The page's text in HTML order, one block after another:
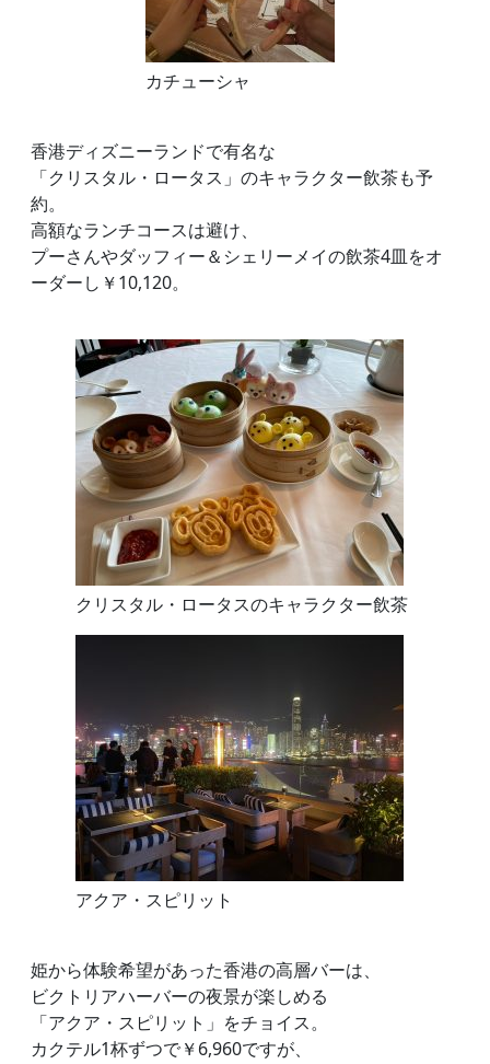
カチューシャ
香港ディズニーランドで有名な
「クリスタル・ロータス」のキャラクター飲茶も予
約。
高額なランチコースは避け、
プーさんやダッフィー＆シェリーメイの飲茶4皿をオ
ーダーし￥10,120。
クリスタル・ロータスのキャラクター飲茶
アクア・スピリット
姫から体験希望があった香港の高層バーは、
ビクトリアハーバーの夜景が楽しめる
「アクア・スピリット」をチョイス。
カクテル1杯ずつで￥6,960ですが、